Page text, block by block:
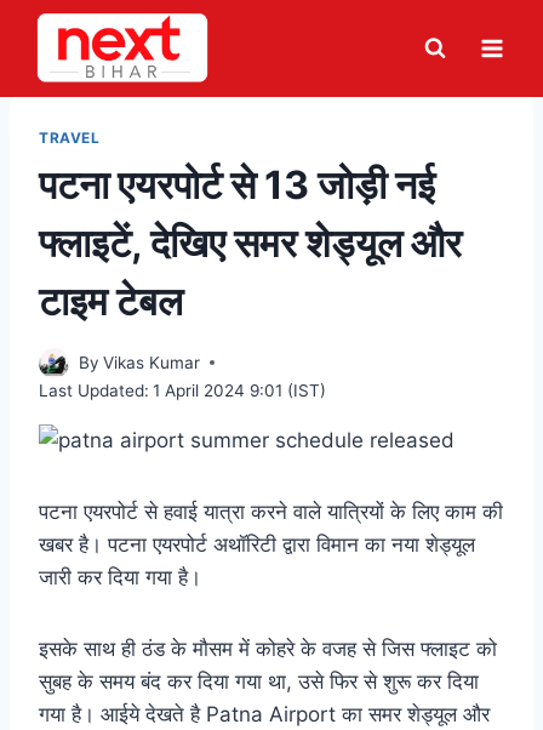
Skip
content
TRAVEL
पटना एयरपोर्ट से 13 जोड़ी नई
फ्लाइटें, देखिए समर शेड्यूल और
टाइम टेबल
By Vikas Kumar
Last Updated: 1 April 2024 9:01 (IST)
पटना एयरपोर्ट से हवाई यात्रा करने वाले यात्रियों के लिए काम की
खबर है। पटना एयरपोर्ट अथॉरिटी द्वारा विमान का नया शेड्यूल
जारी कर दिया गया है।
इसके साथ ही ठंड के मौसम में कोहरे के वजह से जिस फ्लाइट को
सुबह के समय बंद कर दिया गया था, उसे फिर से शुरू कर दिया
गया है। आईये देखते है Patna Airport का समर शेड्यूल और